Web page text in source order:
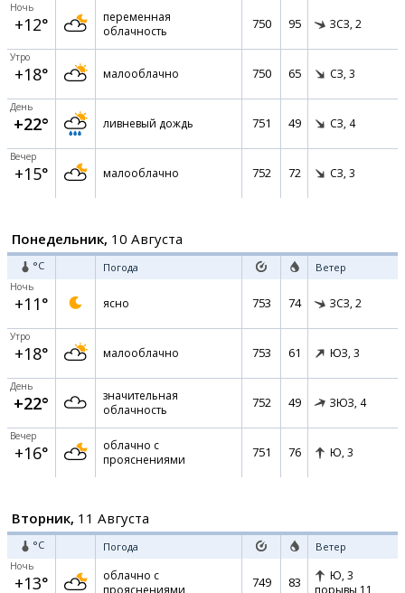
Ночь
+12°
переменная
облачность
750 95 ЗСЗ, 2
Утро
+18° малооблачно 750 65 СЗ, 3
День
+22° ливневый дождь 751 49 СЗ, 4
Вечер
+15° малооблачно 752 72 СЗ, 3
Понедельник, 10 Августа
°C Погода Ветер
Ночь
+11° ясно 753 74 ЗСЗ, 2
Утро
+18° малооблачно 753 61 ЮЗ, 3
День
+22°
значительная
облачность
752 49 ЗЮЗ, 4
Вечер
+16°
облачно с
прояснениями
751 76 Ю, 3
Вторник, 11 Августа
°C Погода Ветер
Ночь
+13°
облачно с
прояснениями
749 83 Ю, 3
порывы 11